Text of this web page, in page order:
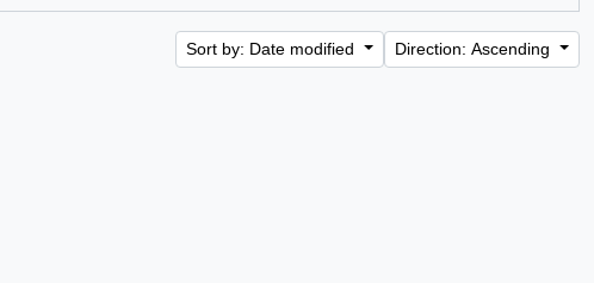
Sort by: Date modified Direction: Ascending